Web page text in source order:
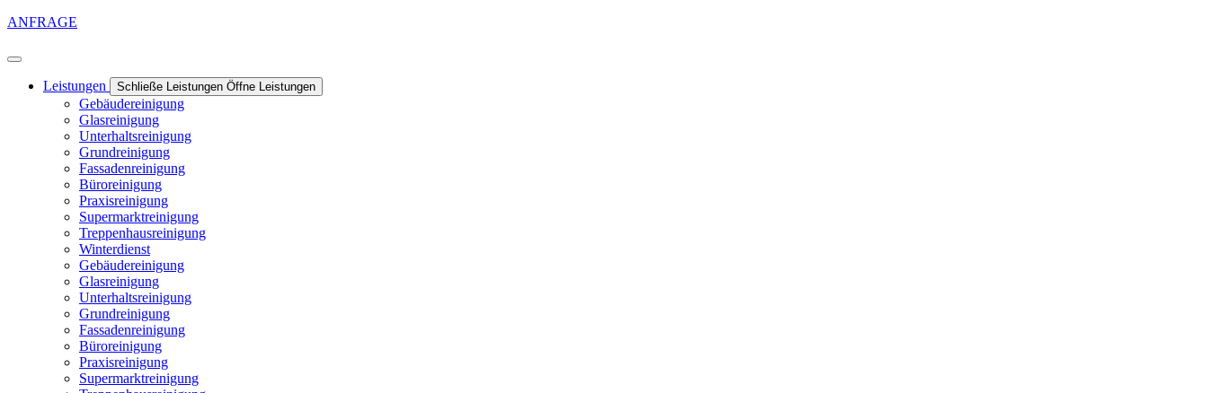
ANFRAGE
Leistungen Schließe Leistungen Öffne Leistungen
Gebäudereinigung
Glasreinigung
Unterhaltsreinigung
Grundreinigung
Fassadenreinigung
Büroreinigung
Praxisreinigung
Supermarktreinigung
Treppenhausreinigung
Winterdienst
Gebäudereinigung
Glasreinigung
Unterhaltsreinigung
Grundreinigung
Fassadenreinigung
Büroreinigung
Praxisreinigung
Supermarktreinigung